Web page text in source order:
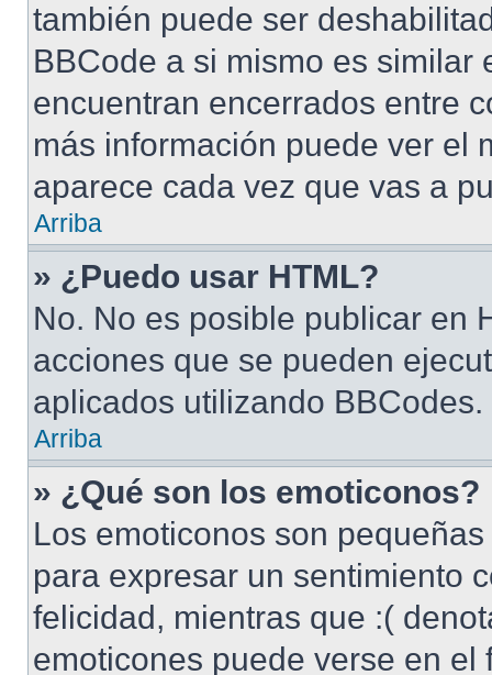
también puede ser
BBCode a si mismo es similar
encuentran encerrados entre
más información puede ver el
aparece cada vez que vas a
Arriba
» ¿Puedo usar HTML?
No. No es posible publicar en
acciones que se pueden
aplicados utilizando BBCodes.
Arriba
» ¿Qué son los emoticonos?
Los emoticonos son
para expresar un sentimiento
felicidad, mientras que :(
emoticones puede verse en